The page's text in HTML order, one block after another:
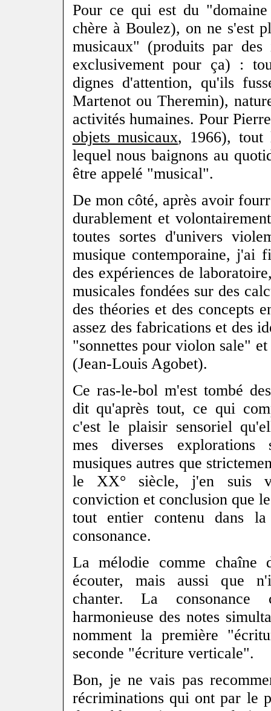
Pour ce qui est du
chère à Boulez), on ne s'est
musicaux" (produits par des
exclusivement pour ça) :
dignes d'attention, qu'ils
Martenot ou Theremin),
activités humaines. Pour
objets musicaux, 1966), tout
lequel nous baignons au
être appelé "musical".
De mon côté, après avoir
durablement et
toutes sortes d'univers
musique contemporaine, j'ai
des expériences de
musicales fondées sur des
des théories et des concepts
assez des fabrications et des
"sonnettes pour violon sale"
(Jean-Louis Agobet).
Ce ras-le-bol m'est tombé
dit qu'après tout, ce qui
c'est le plaisir sensoriel
mes diverses
musiques autres que
le XX° siècle, j'en suis
conviction et conclusion que
tout entier contenu dans
consonance.
La mélodie comme chaîne
écouter, mais aussi que
chanter. La consonance
harmonieuse des notes
nomment la première
seconde "écriture verticale".
Bon, je ne vais pas
récriminations qui ont par le